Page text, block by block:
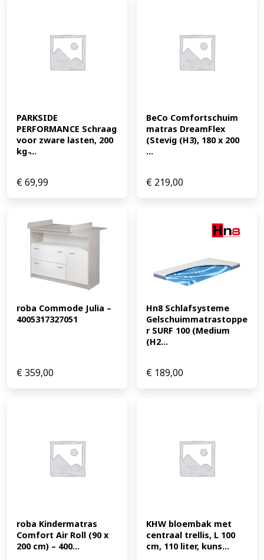
PARKSIDE
PERFORMANCE Schraag
voor zware lasten, 200
kg ̵...
€69,99
BeCo Comfortschuim
matras DreamFlex
(Stevig (H3), 180 x 200
...
€ 219,00
roba Commode Julia –
4005317327051
€359,00
Hn8 Schlafsysteme
Gelschuimmatrastoppe
r SURF 100 (Medium
(H2...
€ 189,00
roba Kindermatras
Comfort Air Roll (90 x
200 cm) – 400...
KHW bloembak met
centraal trellis, L 100
cm, 110 liter, kuns...